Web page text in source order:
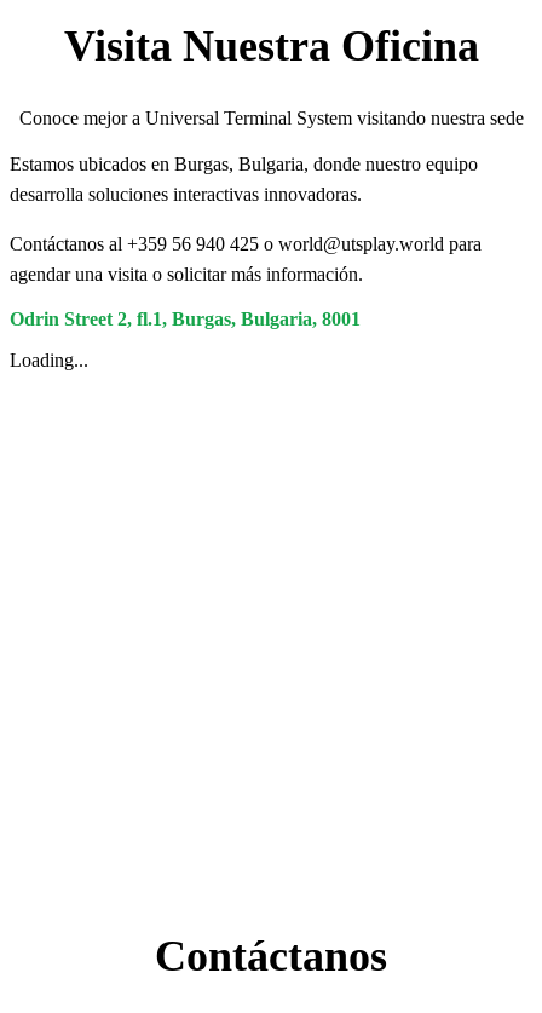
Visita Nuestra Oficina
Conoce mejor a Universal Terminal System visitando nuestra sede
Estamos ubicados en Burgas, Bulgaria, donde nuestro equipo
desarrolla soluciones interactivas innovadoras.
Contáctanos al +359 56 940 425 o world@utsplay.world para
agendar una visita o solicitar más información.
Odrin Street 2, fl.1, Burgas, Bulgaria, 8001
Loading...
Contáctanos